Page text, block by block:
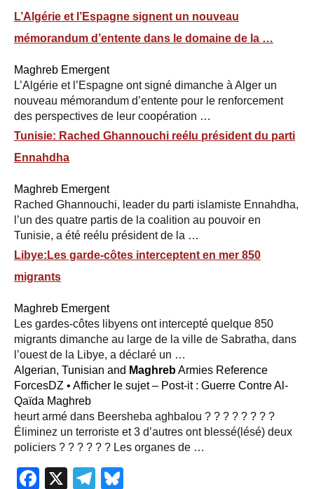
L’Algérie et l’Espagne signent un nouveau
mémorandum d’entente dans le domaine de la …
Maghreb Emergent
L’Algérie et l’Espagne ont signé dimanche à Alger un
nouveau mémorandum d’entente pour le renforcement
des perspectives de leur coopération …
Tunisie: Rached Ghannouchi reélu président du parti
Ennahdha
Maghreb Emergent
Rached Ghannouchi, leader du parti islamiste Ennahdha,
l’un des quatre partis de la coalition au pouvoir en
Tunisie, a été reélu président de la …
Libye:Les garde-côtes interceptent en mer 850
migrants
Maghreb Emergent
Les gardes-côtes libyens ont intercepté quelque 850
migrants dimanche au large de la ville de Sabratha, dans
l’ouest de la Libye, a déclaré un …
Algerian, Tunisian and MaghrebArmies Reference
ForcesDZ • Afficher le sujet – Post-it : Guerre Contre Al-
Qaïda Maghreb
heurt armé dans Beersheba aghbalou ? ? ? ? ? ? ? ?
Éliminez un terroriste et 3 d’autres ont blessé(lésé) deux
policiers ? ? ? ? ? ? Les organes de …
Facebook
X Telegram